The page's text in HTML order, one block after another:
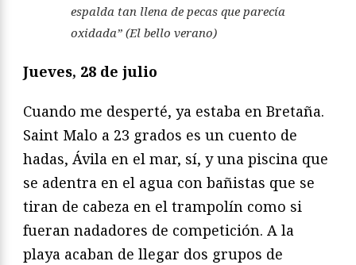
espalda tan llena de pecas que parecía
oxidada” (El bello verano)
Jueves, 28 de julio
Cuando me desperté, ya estaba en Bretaña.
Saint Malo a 23 grados es un cuento de
hadas, Ávila en el mar, sí, y una piscina que
se adentra en el agua con bañistas que se
tiran de cabeza en el trampolín como si
fueran nadadores de competición. A la
playa acaban de llegar dos grupos de